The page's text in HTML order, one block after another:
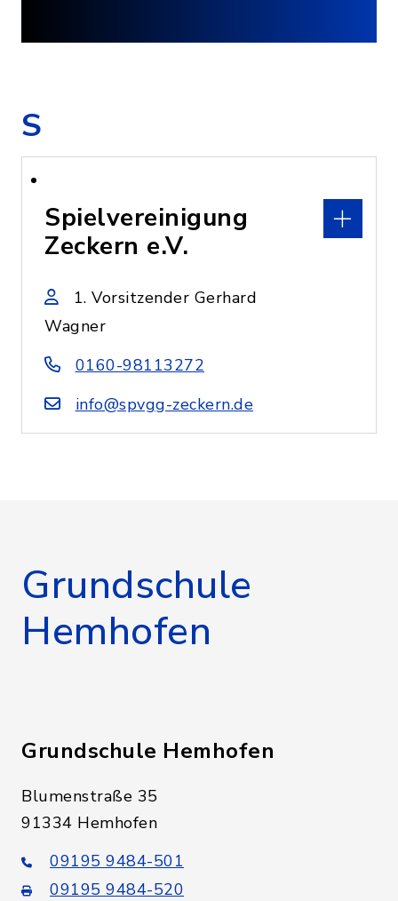
S
Spielvereinigung
Zeckern e.V.
1. Vorsitzender Gerhard
Wagner
0160-98113272
info@spvgg-zeckern.de
Grundschule
Hemhofen
Grundschule Hemhofen
Blumenstraße 35
91334 Hemhofen
09195 9484-501
09195 9484-520